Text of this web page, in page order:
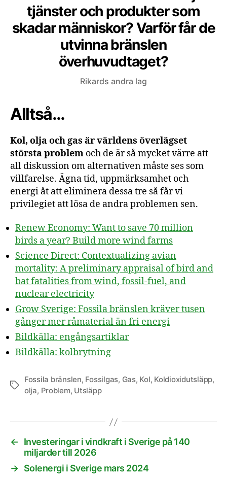
tjänster och produkter som
skadar människor? Varför får de
utvinna bränslen
överhuvudtaget?
Rikards andra lag
Alltså…
Kol, olja och gas är världens överlägset
största problem och de är så mycket värre att
all diskussion om alternativen måste ses som
villfarelse. Ägna tid, uppmärksamhet och
energi åt att eliminera dessa tre så får vi
privilegiet att lösa de andra problemen sen.
Renew Economy: Want to save 70 million
birds a year? Build more wind farms
Science Direct: Contextualizing avian
mortality: A preliminary appraisal of bird and
bat fatalities from wind, fossil-fuel, and
nuclear electricity
Grow Sverige: Fossila bränslen kräver tusen
gånger mer råmaterial än fri energi
Bildkälla: engångsartiklar
Bildkälla: kolbrytning
Etiketter
Fossila bränslen, Fossilgas, Gas, Kol, Koldioxidutsläpp,
olja, Problem, Utsläpp
←
Investeringar i vindkraft i Sverige på 140
miljarder till 2026
→ Solenergi i Sverige mars 2024